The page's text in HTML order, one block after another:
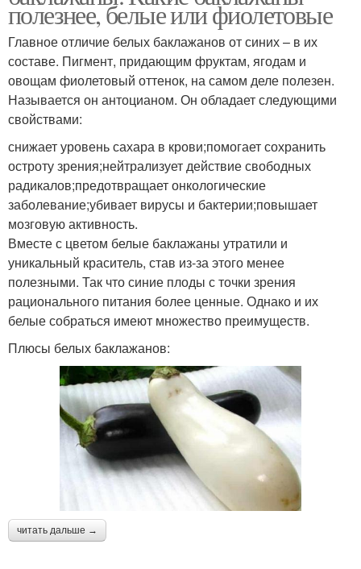
полезнее, белые или фиолетовые
Главное отличие белых баклажанов от синих – в их
составе. Пигмент, придающим фруктам, ягодам и
овощам фиолетовый оттенок, на самом деле полезен.
Называется он антоцианом. Он обладает следующими
свойствами:
снижает уровень сахара в крови;помогает сохранить
остроту зрения;нейтрализует действие свободных
радикалов;предотвращает онкологические
заболевание;убивает вирусы и бактерии;повышает
мозговую активность.
Вместе с цветом белые баклажаны утратили и
уникальный краситель, став из-за этого менее
полезными. Так что синие плоды с точки зрения
рационального питания более ценные. Однако и их
белые собраться имеют множество преимуществ.
Плюсы белых баклажанов:
читать дальше →